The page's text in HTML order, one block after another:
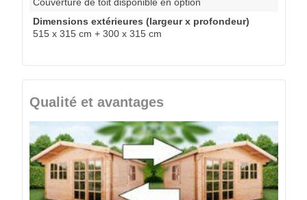
Dimensions extérieures (largeur x profondeur)
515 x 315 cm + 300 x 315 cm
Qualité et avantages